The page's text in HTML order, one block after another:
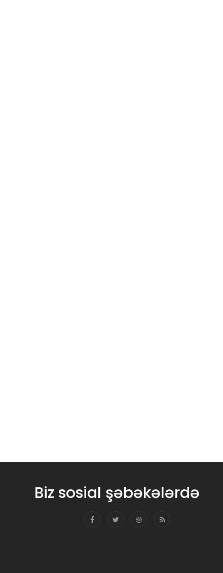
Biz sosial şəbəkələrdə